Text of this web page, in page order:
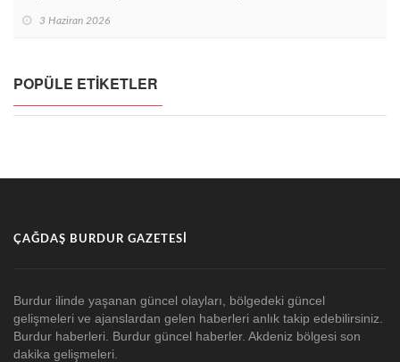
3 Haziran 2026
POPÜLE ETIKETLER
ÇAĞDAŞ BURDUR GAZETESI
Burdur ilinde yaşanan güncel olayları, bölgedeki güncel
gelişmeleri ve ajanslardan gelen haberleri anlık takip edebilirsiniz.
Burdur haberleri. Burdur güncel haberler. Akdeniz bölgesi son
dakika gelişmeleri.